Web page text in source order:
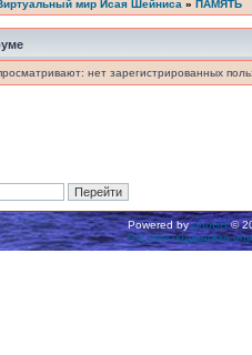
мир Исая Шейниса » ПАМЯТЬ
нет зарегистрированных
Powered byphpBB©
Русская поддержка